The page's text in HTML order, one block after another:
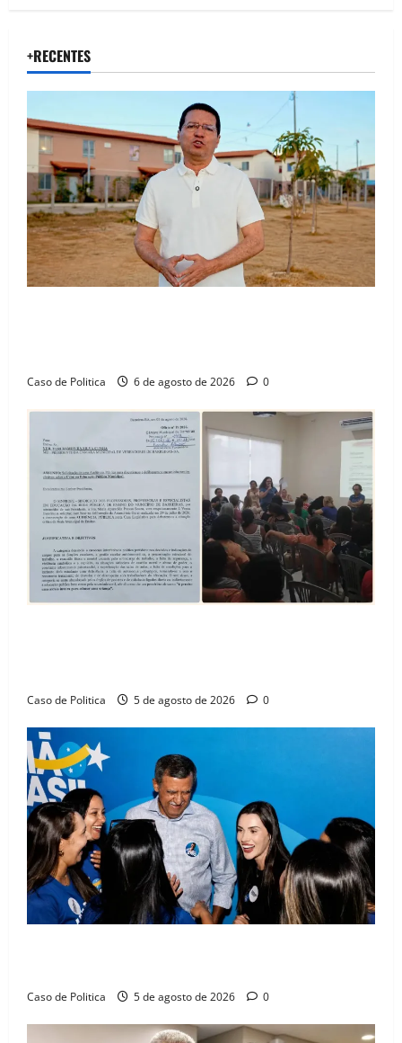
+RECENTES
Caso de Politica 6 de agosto de 2026 0
Caso de Politica 5 de agosto de 2026 0
Caso de Politica 5 de agosto de 2026 0